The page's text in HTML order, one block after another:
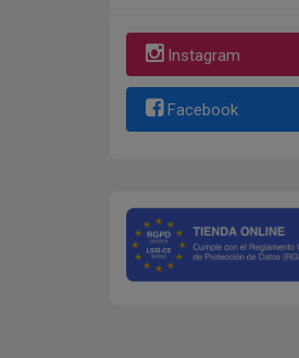
Instagram
Facebook